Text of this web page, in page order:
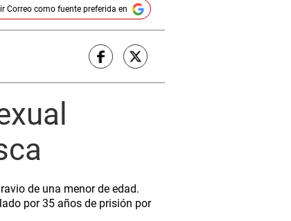
Correocomo fuente preferida en
de una menor de edad.
por 35 años de prisión por